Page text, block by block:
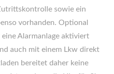
sowie ein
vorhanden. Optional
Alarmanlage aktiviert
auch mit einem Lkw direkt
bereitet daher keine